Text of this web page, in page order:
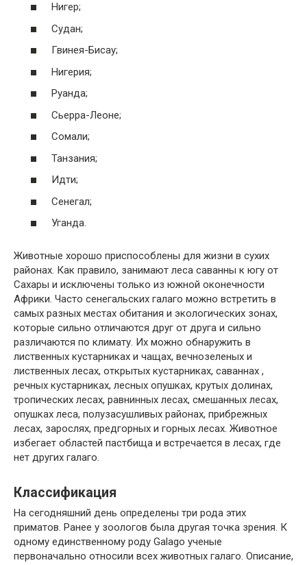
Нигер;
Судан;
Гвинея-Бисау;
Нигерия;
Руанда;
Сьерра-Леоне;
Сомали;
Танзания;
Идти;
Сенегал;
Уганда.
Животные хорошо приспособлены для жизни в сухих
районах. Как правило, занимают леса саванны к югу от
Сахары и исключены только из южной оконечности
Африки. Часто сенегальских галаго можно встретить в
самых разных местах обитания и экологических зонах,
которые сильно отличаются друг от друга и сильно
различаются по климату. Их можно обнаружить в
лиственных кустарниках и чащах, вечнозеленых и
лиственных лесах, открытых кустарниках, саваннах ,
речных кустарниках, лесных опушках, крутых долинах,
тропических лесах, равнинных лесах, смешанных лесах,
опушках леса, полузасушливых районах, прибрежных
лесах, зарослях, предгорных и горных лесах. Животное
избегает областей пастбища и встречается в лесах, где
нет других галаго.
Классификация
На сегодняшний день определены три рода этих
приматов. Ранее у зоологов была другая точка зрения. К
одному единственному роду Galago ученые
первоначально относили всех животных галаго. Описание,